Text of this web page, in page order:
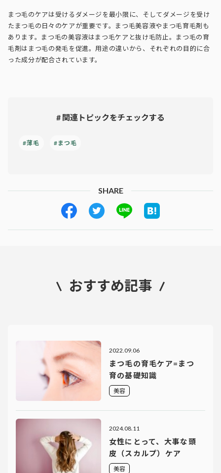
まつ毛のケアは受けるダメージを最小限に、そしてダメージを受け
たまつ毛の日々のケアが重要です。まつ毛美容液やまつ毛育毛剤も
あります。まつ毛の美容液はまつ毛ケアと抜け毛防止。まつ毛の育
毛剤はまつ毛の発毛を促進。用途の違いから、それぞれの目的に合
った成分が配合されています。
# 関連トピックをチェックする
#薄毛 #まつ毛
SHARE
おすすめ記事
2022.09.06
まつ毛の育毛ケア=まつ
育の基礎知識
美容
2024.08.11
女性にとって、大事な頭
皮（スカルプ）ケア
美容